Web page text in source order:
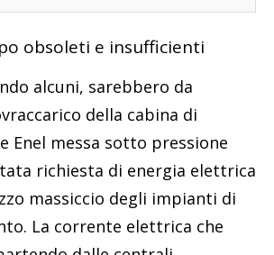
obsoleti e insufficienti
alcuni, sarebbero da
della cabina di
Enel messa sotto pressione
richiesta di energia elettrica
massiccio degli impianti di
La corrente elettrica che